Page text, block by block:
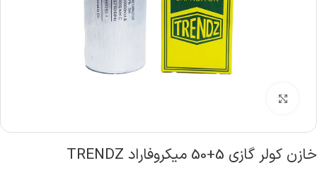
خازن کولر گازی 5+50 میکروفاراد TRENDZ